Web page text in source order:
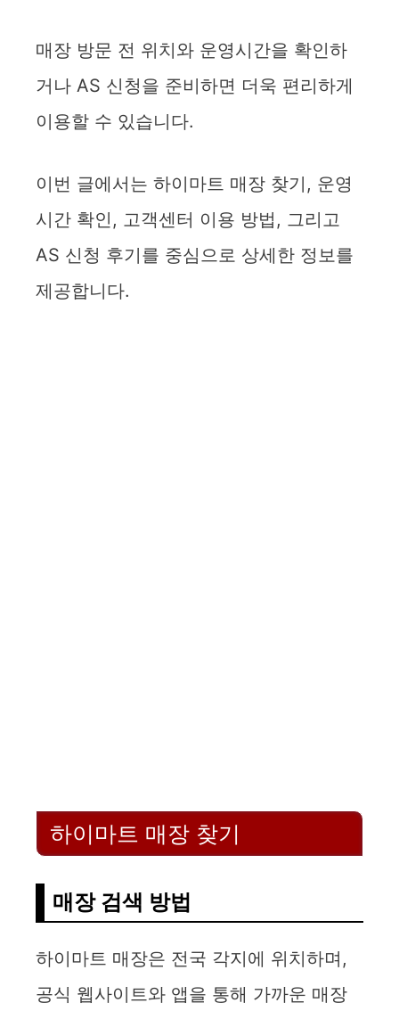
매장 방문 전 위치와 운영시간을 확인하
거나 AS 신청을 준비하면 더욱 편리하게
이용할 수 있습니다.
이번 글에서는 하이마트 매장 찾기, 운영
시간 확인, 고객센터 이용 방법, 그리고
AS 신청 후기를 중심으로 상세한 정보를
제공합니다.
하이마트 매장 찾기
매장 검색 방법
하이마트 매장은 전국 각지에 위치하며,
공식 웹사이트와 앱을 통해 가까운 매장